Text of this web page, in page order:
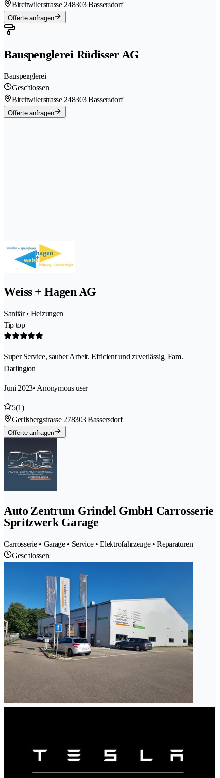
Birchwilerstrasse 248303 Bassersdorf
Offerte anfragen
Bauspenglerei Rüdisser AG
Bauspenglerei
Geschlossen
Birchwilerstrasse 248303 Bassersdorf
Offerte anfragen
Weiss + Hagen AG
Sanitär • Heizungen
Tip top
Super Service, sauber Arbeit. Efficient und zuverlässig. Fam.
Darlington
Juni 2023• Anonymous user
5(1)
Gerlisbergstrasse 278303 Bassersdorf
Offerte anfragen
Auto Zentrum Grindel GmbH Carrosserie
Spritzwerk Garage
Carrosserie • Garage • Service • Elektrofahrzeuge • Reparaturen
Geschlossen